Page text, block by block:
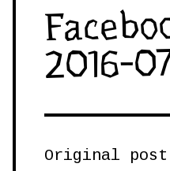
2016-
Original post